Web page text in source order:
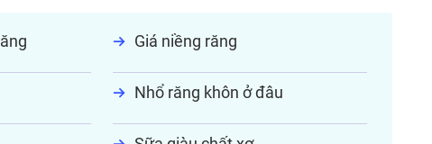
Giá niềng răng
Nhổ răng khôn ở đâu